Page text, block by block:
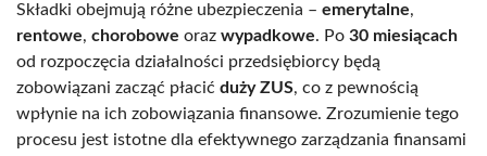
Składki obejmują różne ubezpieczenia – emerytalne,
rentowe, chorobowe oraz wypadkowe. Po 30 miesiącach
od rozpoczęcia działalności przedsiębiorcy będą
zobowiązani zacząć płacić duży ZUS, co z pewnością
wpłynie na ich zobowiązania finansowe. Zrozumienie tego
procesu jest istotne dla efektywnego zarządzania finansami